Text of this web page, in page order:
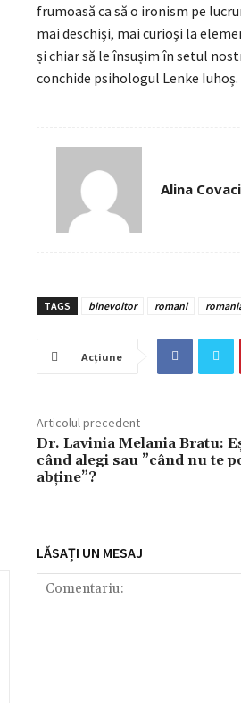
frumoasă ca să o ironism pe
mai deschiși, mai curioși la
și chiar să le însușim în setul
conchide psihologul Lenke Iuhoș.
Alina Covaci
TAGS binevoitor romani
Acțiune
Articolul precedent
Dr. Lavinia Melania Bratu:
când alegi sau ”când nu te
abține”?
LĂSAȚI UN MESAJ